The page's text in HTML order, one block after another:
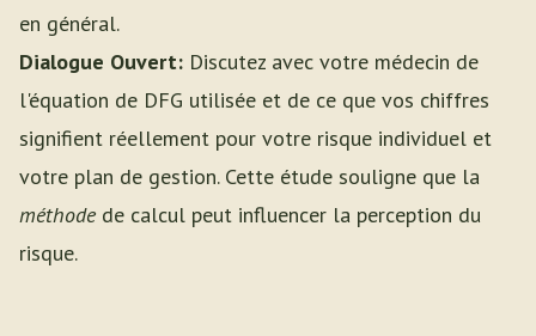
en général.
Dialogue Ouvert: Discutez avec votre médecin de
l'équation de DFG utilisée et de ce que vos chiffres
signifient réellement pour votre risque individuel et
votre plan de gestion. Cette étude souligne que la
méthode de calcul peut influencer la perception du
risque.